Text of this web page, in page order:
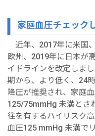
家庭血圧チェック
近年、2017年に米国
欧州、2019年に日本が
イドラインを改定しま
期から、より低く、24
降圧が推奨され、家庭
125/75mmHg 未満とさ
往を有するハイリスク
血圧125 mmHg 未満で